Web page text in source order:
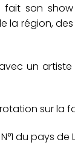
fait son
la région,
un
sur la
du pays